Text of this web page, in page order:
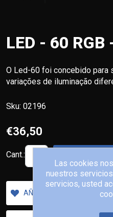
LED - 60 RGB
O Led-60 foi concebido para
variações de iluminação
Sku: 02196
€36,50
Cant.:
AÑADIR A LA LISTA DE
Las cookies
nuestros
servicios, usted